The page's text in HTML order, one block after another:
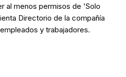
al menos permisos de 'Solo
Directorio de la compañía
y trabajadores.